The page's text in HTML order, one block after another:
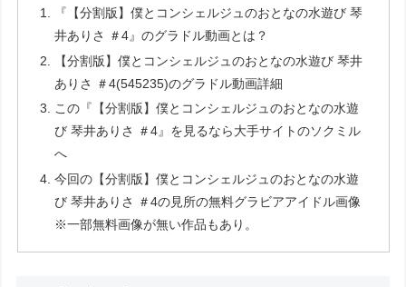
『【分割版】僕とコンシェルジュのおとなの水遊び 琴
井ありさ ＃4』のグラドル動画とは？
【分割版】僕とコンシェルジュのおとなの水遊び 琴井
ありさ ＃4(545235)のグラドル動画詳細
この『【分割版】僕とコンシェルジュのおとなの水遊
び 琴井ありさ ＃4』を見るなら大手サイトのソクミル
へ
今回の【分割版】僕とコンシェルジュのおとなの水遊
び 琴井ありさ ＃4の見所の無料グラビアアイドル画像
※一部無料画像が無い作品もあり。